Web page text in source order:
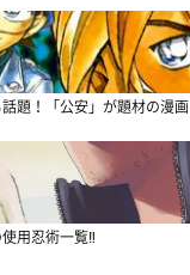
話題！「公安」が題材の漫画
用忍術一覧‼